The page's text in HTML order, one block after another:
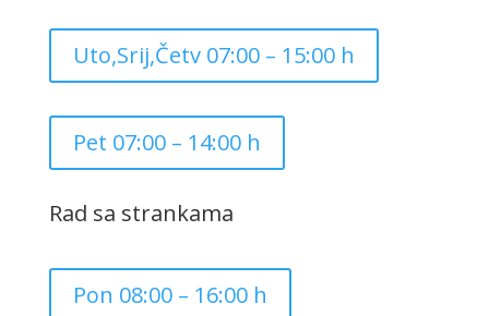
Uto,Srij,Četv 07:00 – 15:00 h
Pet 07:00 – 14:00 h
Rad sa strankama
Pon 08:00 – 16:00 h